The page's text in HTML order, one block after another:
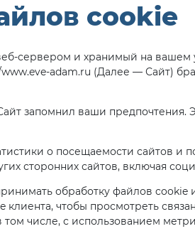
cookie
сервером и хранимый на
adam.ru (Далее — Сайт)
запомнил ваши предпочтения.
о посещаемости сайтов и
сторонних сайтов, включая
обработку файлов cookie
чтобы просмотреть
числе, с использованием